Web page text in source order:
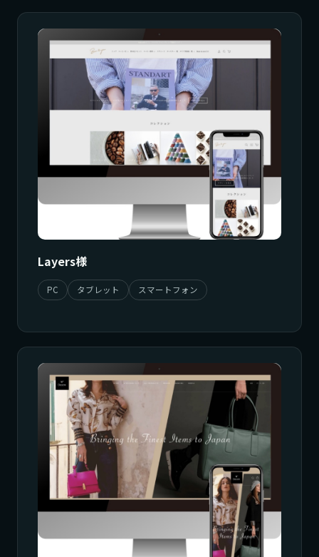
Layers様
PC タブレット スマートフォン